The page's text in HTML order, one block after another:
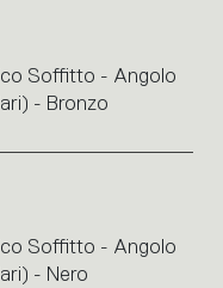
Soffitto - Angolo
- Bronzo
Soffitto - Angolo
- Nero